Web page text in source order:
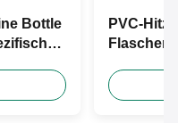
Bottle
PVC-
Capsules